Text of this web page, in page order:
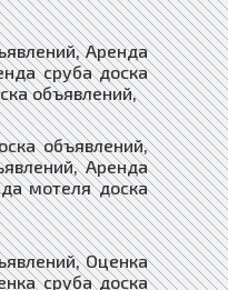
Аренда
сруба доска
объявлений,
объявлений,
Аренда
мотеля доска
Оценка
сруба доска